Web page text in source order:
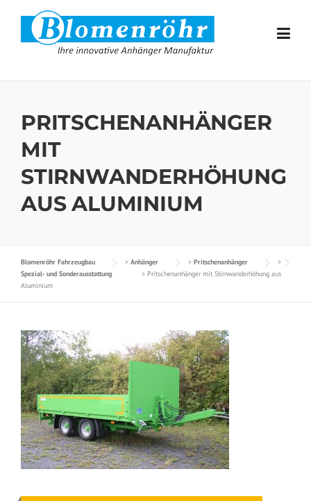
Skip to content
PRITSCHENANHÄNGER
MIT
STIRNWANDERHÖHUNG
AUS ALUMINIUM
Blomenröhr Fahrzeugbau > Anhänger > Pritschenanhänger
>
Spezial- und Sonderausstattung
> Pritschenanhänger mit Stirnwanderhöhung aus
Aluminium